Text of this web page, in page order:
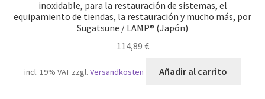
inoxidable, para la restauración de sistemas, el
equipamiento de tiendas, la restauración y mucho más, por
Sugatsune / LAMP® (Japón)
114,89 €
incl. 19% VAT zzgl.Versandkosten Añadir al carrito